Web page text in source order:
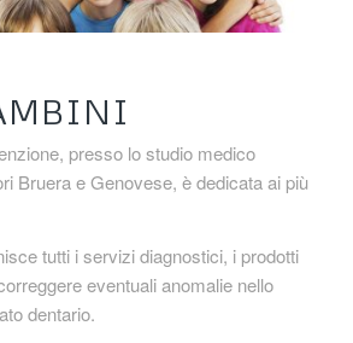
presso lo studio medico
Bruera e Genovese, è dedicata ai più
tutti i servizi diagnostici, i prodotti
eventuali anomalie nello
dentario.